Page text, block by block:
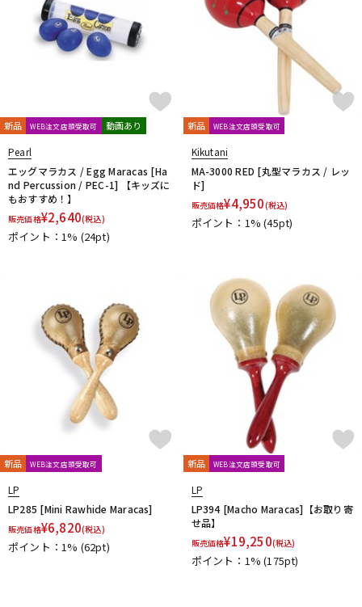
DJ機器
DTM オンライン納品 レコーディング機器
配信/ライブ機器 楽器アクセサリ
中古 ヴィンテージ
REMO RhythmTech Roland
SABIAN
Schlagwerk Percussion
Sound King
SoundKing
SUZUKI
TAMA TELLO
TREE WORKS
TYCOON PERCUSSION
YAMAHA
キョーリツ
小出 koide
MAJIDDRUMS
新品 WEB注文店頭受取可 動画あり
Pearl
エッグマラカス / Egg Maracas [Ha
nd Percussion / PEC-1] 【キッズに
もおすすめ！】
販売価格¥2,640(税込)
ポイント：1% (24pt)
新品 WEB注文店頭受取可
Kikutani
MA-3000 RED [丸型マラカス / レッ
ド]
販売価格¥4,950(税込)
ポイント：1%(45pt)
新品 WEB注文店頭受取可
LP
LP285 [Mini Rawhide Maracas]
販売価格¥6,820(税込)
ポイント：1% (62pt)
新品 WEB注文店頭受取可
LP
LP394 [Macho Maracas]【お取り寄
せ品】
販売価格¥19,250(税込)
ポイント：1%(175pt)